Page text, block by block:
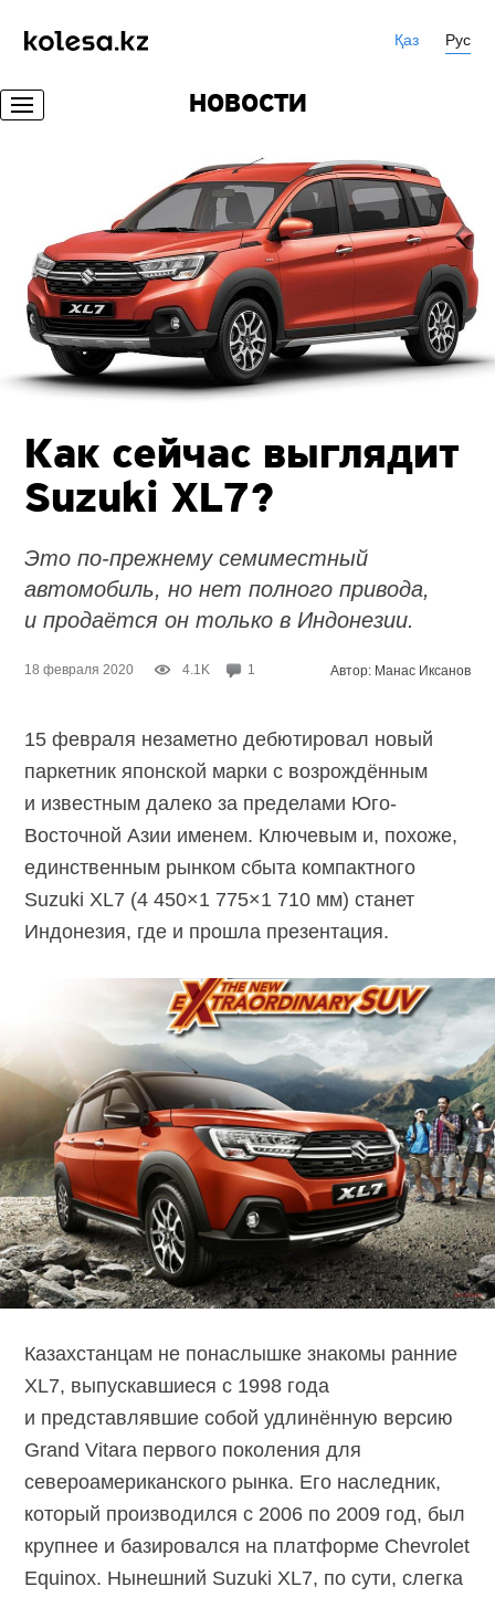
Қаз Рус
НОВОСТИ
Как сейчас выглядит
Suzuki XL7?
Это по-прежнему семиместный
автомобиль, но нет полного привода,
и продаётся он только в Индонезии.
18 февраля 2020 4.1K 1 Автор: Манас Иксанов
15 февраля незаметно дебютировал новый
паркетник японской марки с возрождённым
и известным далеко за пределами Юго-
Восточной Азии именем. Ключевым и, похоже,
единственным рынком сбыта компактного
Suzuki XL7 (4 450×1 775×1 710 мм) станет
Индонезия, где и прошла презентация.
Казахстанцам не понаслышке знакомы ранние
XL7, выпускавшиеся с 1998 года
и представлявшие собой удлинённую версию
Grand Vitara первого поколения для
североамериканского рынка. Его наследник,
который производился с 2006 по 2009 год, был
крупнее и базировался на платформе Chevrolet
Equinox. Нынешний Suzuki XL7, по сути, слегка